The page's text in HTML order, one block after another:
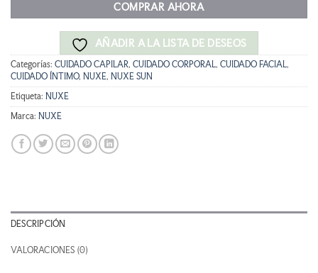
COMPRAR AHORA
AÑADIR A LA LISTA DE DESEOS
Categorías: CUIDADO CAPILAR, CUIDADO CORPORAL, CUIDADO FACIAL,
CUIDADO ÍNTIMO, NUXE, NUXE SUN
Etiqueta: NUXE
Marca: NUXE
DESCRIPCIÓN
VALORACIONES (0)